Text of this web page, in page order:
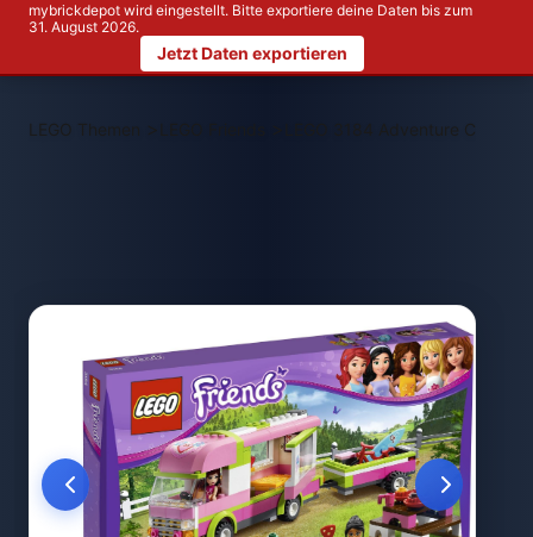
mybrickdepot wird eingestellt. Bitte exportiere deine Daten bis zum
31. August 2026.
Jetzt Daten exportieren
LEGO Themen > LEGO 3184 Adventure Camper